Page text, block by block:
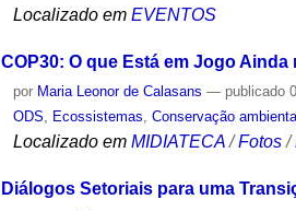
Localizado em EVENTOS
COP30: O que Está em Jogo
por Maria Leonor de Calasans — publicado
ODS
Ecossistemas ,Conservação ambiental
Localizado em MIDIATECA /Fotos /
Diálogos Setoriais para uma